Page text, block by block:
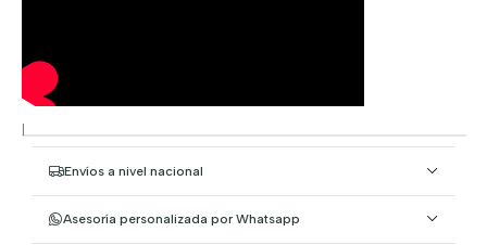
|
Envíos a nivel nacional
Asesoría personalizada por Whatsapp